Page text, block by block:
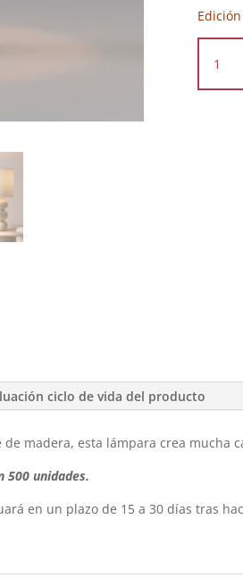
cantidad
ciclo de vida del producto
madera, esta lámpara crea mucha
500 unidades.
en un plazo de 15 a 30 días tras